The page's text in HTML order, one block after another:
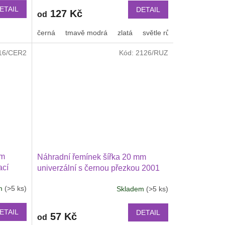
proužkem tmavě zelená kovově šedá Pruhy
od 127 Kč DETAIL
černá tmavě modrá zlatá světle růžová
(>5 ks)
CER2
Náhradní řemínek šířka 20 mm
univerzální s černou přezkou 2001
Skladem (>5 ks)
od 57 Kč DETAIL
Kód: 2126/RUZ